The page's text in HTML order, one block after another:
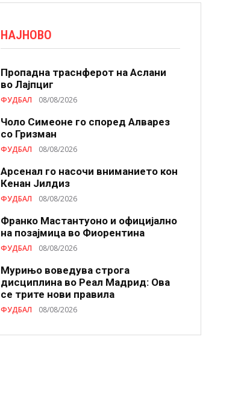
НАЈНОВО
Пропадна траснферот на Аслани
во Лајпциг
ФУДБАЛ 08/08/2026
Чоло Симеоне го според Алварез
со Гризман
ФУДБАЛ 08/08/2026
Арсенал го насочи вниманието кон
Кенан Јилдиз
ФУДБАЛ 08/08/2026
Франко Мастантуоно и официјално
на позајмица во Фиорентина
ФУДБАЛ 08/08/2026
Мурињо воведува строга
дисциплина во Реал Мадрид: Ова
се трите нови правила
ФУДБАЛ 08/08/2026